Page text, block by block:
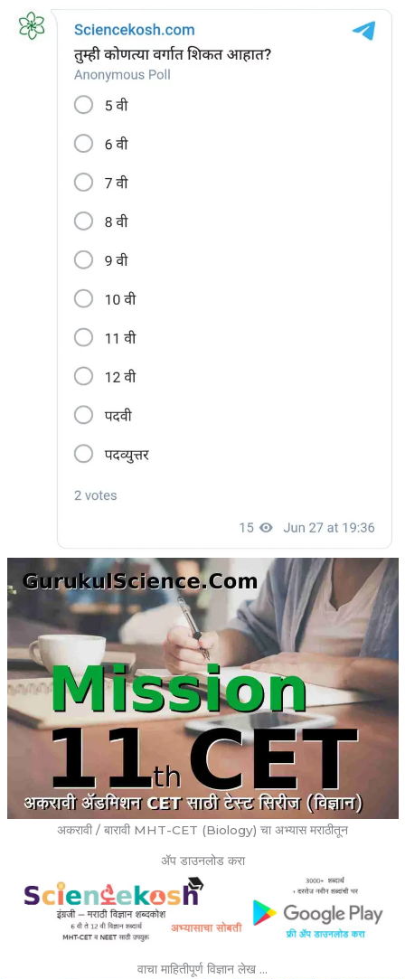
अकरावी / बारावी MHT-CET (Biology) चा अभ्यास मराठीतून
ॲप डाउनलोड करा
वाचा माहितीपूर्ण विज्ञान लेख …